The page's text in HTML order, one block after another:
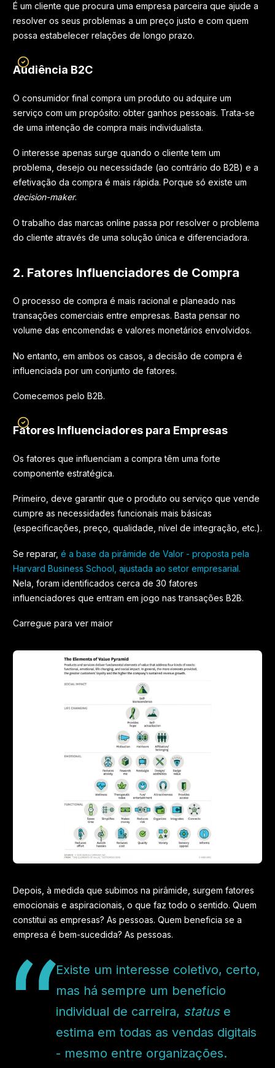
É um cliente que procura uma empresa parceira que ajude a
resolver os seus problemas a um preço justo e com quem
possa estabelecer relações de longo prazo.
Audiência B2C
O consumidor final compra um produto ou adquire um
serviço com um propósito: obter ganhos pessoais. Trata-se
de uma intenção de compra mais individualista.
O interesse apenas surge quando o cliente tem um
problema, desejo ou necessidade (ao contrário do B2B) e a
efetivação da compra é mais rápida. Porque só existe um
decision-maker.
O trabalho das marcas online passa por resolver o problema
do cliente através de uma solução única e diferenciadora.
2. Fatores Influenciadores de Compra
O processo de compra é mais racional e planeado nas
transações comerciais entre empresas. Basta pensar no
volume das encomendas e valores monetários envolvidos.
No entanto, em ambos os casos, a decisão de compra é
influenciada por um conjunto de fatores.
Comecemos pelo B2B.
Fatores Influenciadores para Empresas
Os fatores que influenciam a compra têm uma forte
componente estratégica.
Primeiro, deve garantir que o produto ou serviço que vende
cumpre as necessidades funcionais mais básicas
(especificações, preço, qualidade, nível de integração, etc.).
Se reparar, é a base da pirâmide de Valor - proposta pela
Harvard Business School, ajustada ao setor empresarial.
Nela, foram identificados cerca de 30 fatores
influenciadores que entram em jogo nas transações B2B.
Carregue para ver maior
Depois, à medida que subimos na pirâmide, surgem fatores
emocionais e aspiracionais, o que faz todo o sentido. Quem
constitui as empresas? As pessoas. Quem beneficia se a
empresa é bem-sucedida? As pessoas.
Existe um interesse coletivo, certo,
mas há sempre um benefício
individual de carreira, statuse
estima em todas as vendas digitais
- mesmo entre organizações.